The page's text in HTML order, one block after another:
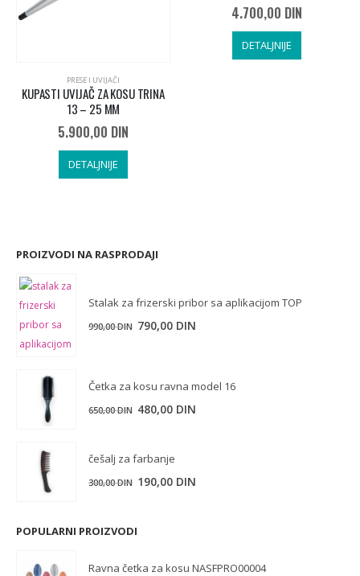
PRESE I UVIJAČI
KUPASTI UVIJAČ ZA KOSU TRINA
13 – 25 MM
5.900,00 DIN
DETALJNIJE
4.700,00 DIN
DETALJNIJE
PROIZVODI NA RASPRODAJI
Stalak za frizerski pribor sa aplikacijom TOP
990,00DIN Originalna
bila:
790,00 DIN
790,00 DIN.
Četka za kosu ravna model 16
650,00DIN Originalna
bila:
650,00 DIN.
480,00 DIN
češalj za farbanje
300,00DIN Originalna
190,00 DIN
POPULARNI PROIZVODI
Ravna četka za kosu NASFPRO00004